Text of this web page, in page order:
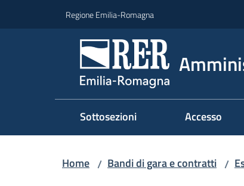
Regione Emilia-Romagna
Sottosezioni Accesso
Home / Bandi di gara e contratti /